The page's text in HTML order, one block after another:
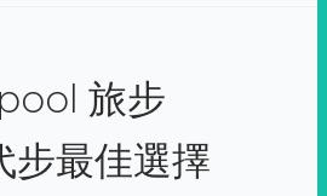
旅步
步最佳選擇